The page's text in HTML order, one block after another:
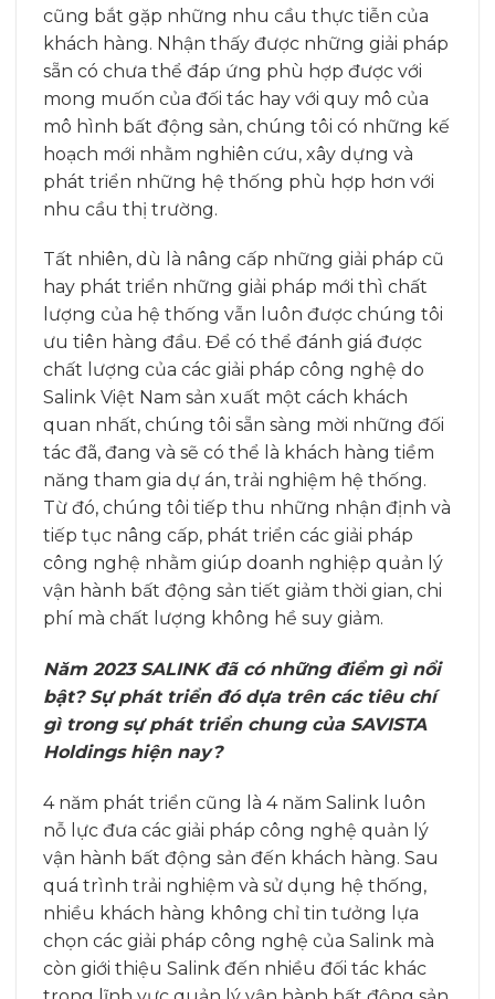
cũng bắt gặp những nhu cầu thực tiễn của
khách hàng. Nhận thấy được những giải pháp
sẵn có chưa thể đáp ứng phù hợp được với
mong muốn của đối tác hay với quy mô của
mô hình bất động sản, chúng tôi có những kế
hoạch mới nhằm nghiên cứu, xây dựng và
phát triển những hệ thống phù hợp hơn với
nhu cầu thị trường.
Tất nhiên, dù là nâng cấp những giải pháp cũ
hay phát triển những giải pháp mới thì chất
lượng của hệ thống vẫn luôn được chúng tôi
ưu tiên hàng đầu. Để có thể đánh giá được
chất lượng của các giải pháp công nghệ do
Salink Việt Nam sản xuất một cách khách
quan nhất, chúng tôi sẵn sàng mời những đối
tác đã, đang và sẽ có thể là khách hàng tiềm
năng tham gia dự án, trải nghiệm hệ thống.
Từ đó, chúng tôi tiếp thu những nhận định và
tiếp tục nâng cấp, phát triển các giải pháp
công nghệ nhằm giúp doanh nghiệp quản lý
vận hành bất động sản tiết giảm thời gian, chi
phí mà chất lượng không hề suy giảm.
Năm 2023 SALINK đã có những điểm gì nổi
bật? Sự phát triển đó dựa trên các tiêu chí
gì trong sự phát triển chung của SAVISTA
Holdings hiện nay?
4 năm phát triển cũng là 4 năm Salink luôn
nỗ lực đưa các giải pháp công nghệ quản lý
vận hành bất động sản đến khách hàng. Sau
quá trình trải nghiệm và sử dụng hệ thống,
nhiều khách hàng không chỉ tin tưởng lựa
chọn các giải pháp công nghệ của Salink mà
còn giới thiệu Salink đến nhiều đối tác khác